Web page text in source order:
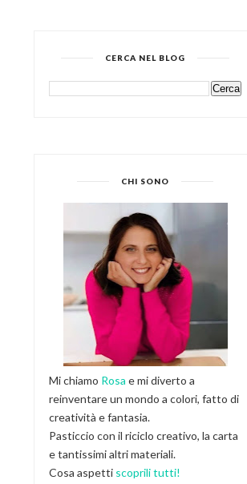
CERCA NEL BLOG
CHI SONO
Mi chiamo Rosa e mi diverto a
reinventare un mondo a colori, fatto di
creatività e fantasia.
Pasticcio con il riciclo creativo, la carta
e tantissimi altri materiali.
Cosa aspetti scoprili tutti!